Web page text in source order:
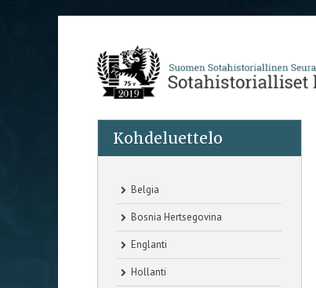
Kohdeluettelo
Belgia
Bosnia Hertsegovina
Englanti
Hollanti